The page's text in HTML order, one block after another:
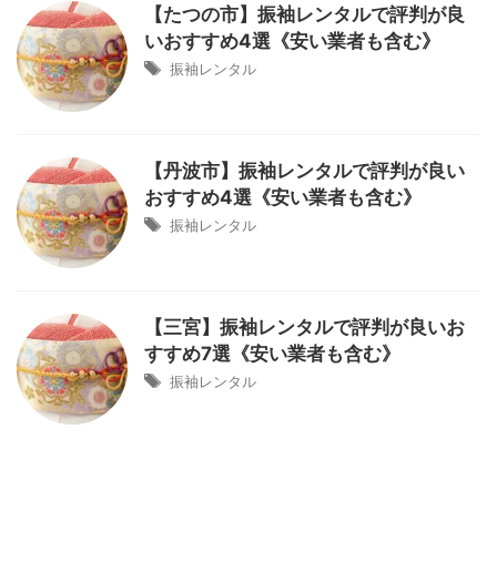
【たつの市】振袖レンタルで評判が良
いおすすめ4選《安い業者も含む》
振袖レンタル
【丹波市】振袖レンタルで評判が良い
おすすめ4選《安い業者も含む》
振袖レンタル
【三宮】振袖レンタルで評判が良いお
すすめ7選《安い業者も含む》
振袖レンタル